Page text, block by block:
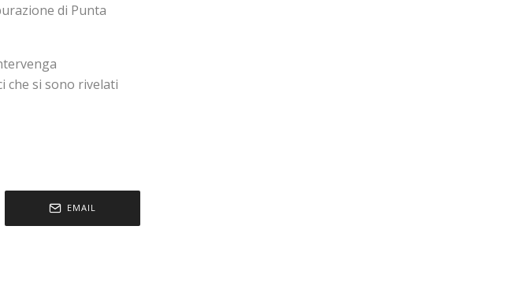
di Punta
che si sono rivelati
EMAIL